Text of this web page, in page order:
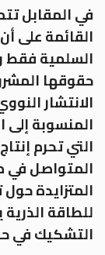
في المقابل
القائمة على
السلمية فقط
حقوقها
الانتشار
المنسوبة إلى
التي تحرم
المتواصل في
المتزايدة
للطاقة
التشكيك في